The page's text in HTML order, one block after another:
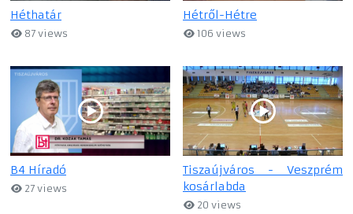
Héthatár
87 views
Hétről-Hétre
106 views
B4 Híradó
27 views
Tiszaújváros - Veszprém
kosárlabda
20 views